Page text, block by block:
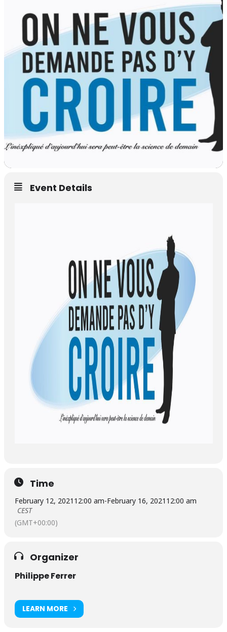
Event Details
Time
February 12, 2021 12:00 am-February 16, 2021 12:00 am
CEST
(GMT+00:00)
Organizer
Philippe Ferrer
LEARN MORE